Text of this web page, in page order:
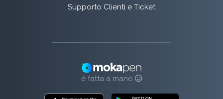
Supporto Clienti e Ticket
è fatta a mano